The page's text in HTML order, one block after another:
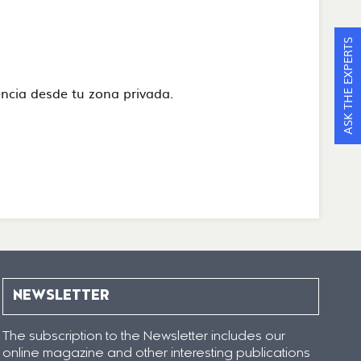
desde tu zona privada.
NEWSLETTER
The subscription to the Newsletter includes our
online magazine and other interesting publications
ASK THE EXPERTS